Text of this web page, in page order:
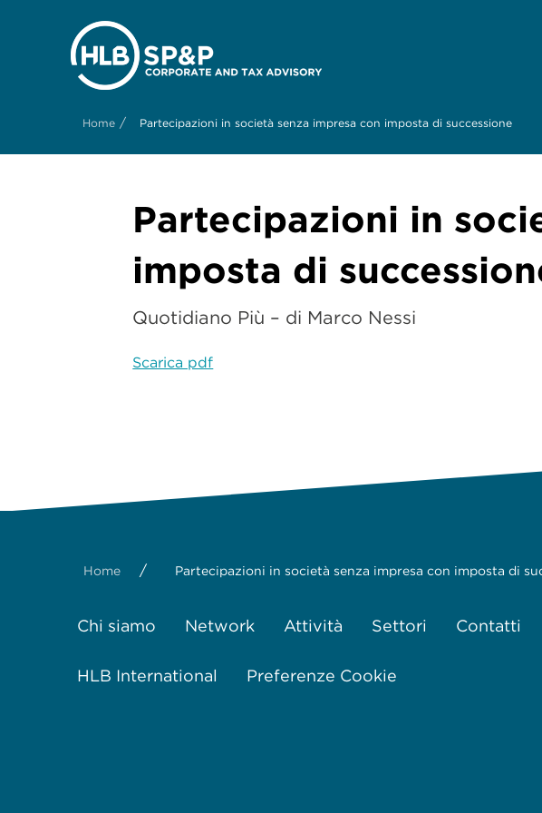
Home / Partecipazioni in società senza impresa con imposta di successione
Partecipazioni in
imposta di
Quotidiano Più – di Marco Nessi
Scarica pdf
Home / Partecipazioni in società senza impresa con imposta di
Chi siamo Network Attività Settori Contatti
HLB International Preferenze Cookie